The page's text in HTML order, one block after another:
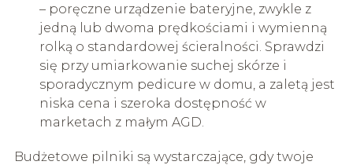
– poręczne urządzenie bateryjne, zwykle z
jedną lub dwoma prędkościami i wymienną
rolką o standardowej ścieralności. Sprawdzi
się przy umiarkowanie suchej skórze i
sporadycznym pedicure w domu, a zaletą jest
niska cena i szeroka dostępność w
marketach z małym AGD.
Budżetowe pilniki są wystarczające, gdy twoje